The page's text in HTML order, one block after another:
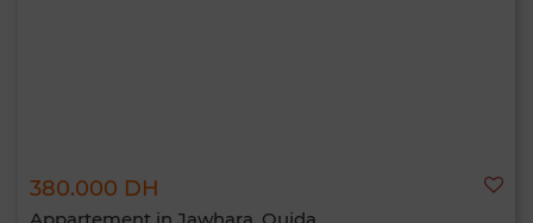
380.000 DH